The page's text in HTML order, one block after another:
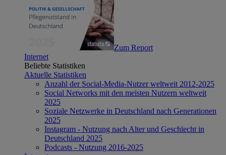
Zum Report
Internet
Beliebte Statistiken
Aktuelle Statistiken
Anzahl der Social-Media-Nutzer weltweit 2012-2025
Social Networks mit den meisten Nutzern weltweit
2025
Soziale Netzwerke in Deutschland nach Generationen
2025
Instagram - Nutzung nach Alter und Geschlecht in
Deutschland 2025
Podcasts - Nutzung 2016-2025